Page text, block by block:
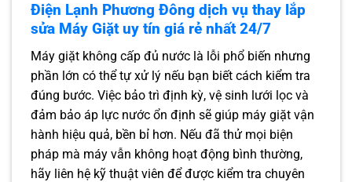
Điện Lạnh Phương Đông dịch vụ thay lắp
sửa Máy Giặt uy tín giá rẻ nhất 24/7
Máy giặt không cấp đủ nước là lỗi phổ biến nhưng
phần lớn có thể tự xử lý nếu bạn biết cách kiểm tra
đúng bước. Việc bảo trì định kỳ, vệ sinh lưới lọc và
đảm bảo áp lực nước ổn định sẽ giúp máy giặt vận
hành hiệu quả, bền bỉ hơn. Nếu đã thử mọi biện
pháp mà máy vẫn không hoạt động bình thường,
hãy liên hệ kỹ thuật viên để được kiểm tra chuyên